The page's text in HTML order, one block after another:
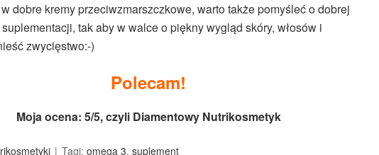
dobre kremy przeciwzmarszczkowe, warto także pomyśleć o dobrej
tak aby w walce o piękny wygląd skóry, włosów i
zwycięstwo:-)
Polecam!
Moja ocena: 5/5, czyli Diamentowy Nutrikosmetyk
Tagi: omega 3, suplement